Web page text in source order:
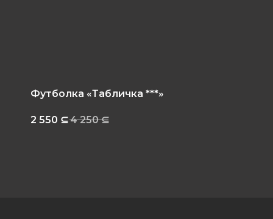
Футболка «Табличка ***»
2 550 ⊆4 250 ⊆